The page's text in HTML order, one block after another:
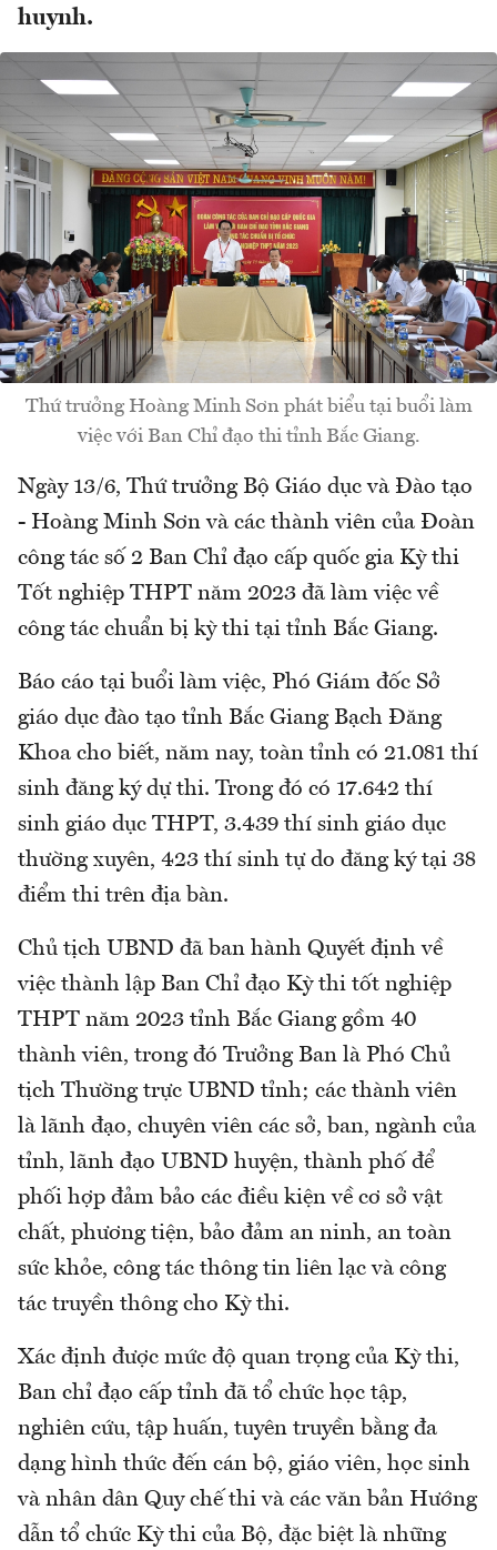
huynh.
Thứ trưởng Hoàng Minh Sơn phát biểu tại buổi làm
việc với Ban Chỉ đạo thi tỉnh Bắc Giang.
Ngày 13/6, Thứ trưởng Bộ Giáo dục và Đào tạo
- Hoàng Minh Sơn và các thành viên của Đoàn
công tác số 2 Ban Chỉ đạo cấp quốc gia Kỳ thi
Tốt nghiệp THPT năm 2023 đã làm việc về
công tác chuẩn bị kỳ thi tại tỉnh Bắc Giang.
Báo cáo tại buổi làm việc, Phó Giám đốc Sở
giáo dục đào tạo tỉnh Bắc Giang Bạch Đăng
Khoa cho biết, năm nay, toàn tỉnh có 21.081 thí
sinh đăng ký dự thi. Trong đó có 17.642 thí
sinh giáo dục THPT, 3.439 thí sinh giáo dục
thường xuyên, 423 thí sinh tự do đăng ký tại 38
điểm thi trên địa bàn.
Chủ tịch UBND đã ban hành Quyết định về
việc thành lập Ban Chỉ đạo Kỳ thi tốt nghiệp
THPT năm 2023 tỉnh Bắc Giang gồm 40
thành viên, trong đó Trưởng Ban là Phó Chủ
tịch Thường trực UBND tỉnh; các thành viên
là lãnh đạo, chuyên viên các sở, ban, ngành của
tỉnh, lãnh đạo UBND huyện, thành phố để
phối hợp đảm bảo các điều kiện về cơ sở vật
chất, phương tiện, bảo đảm an ninh, an toàn
sức khỏe, công tác thông tin liên lạc và công
tác truyền thông cho Kỳ thi.
Xác định được mức độ quan trọng của Kỳ thi,
Ban chỉ đạo cấp tỉnh đã tổ chức học tập,
nghiên cứu, tập huấn, tuyên truyền bằng đa
dạng hình thức đến cán bộ, giáo viên, học sinh
và nhân dân Quy chế thi và các văn bản Hướng
dẫn tổ chức Kỳ thi của Bộ, đặc biệt là những